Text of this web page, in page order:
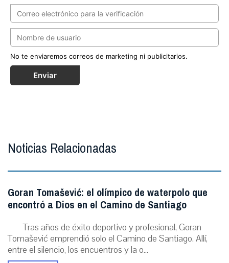
No te enviaremos correos de marketing ni publicitarios.
Enviar
Noticias Relacionadas
Goran Tomašević: el olímpico de waterpolo que
encontró a Dios en el Camino de Santiago
Tras años de éxito deportivo y profesional, Goran
Tomašević emprendió solo el Camino de Santiago. Allí,
entre el silencio, los encuentros y la o...